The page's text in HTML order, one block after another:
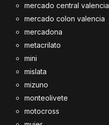
mercado central valencia
mercado colon valencia
mercadona
metacrilato
mini
mislata
mizuno
monteolivete
motocross